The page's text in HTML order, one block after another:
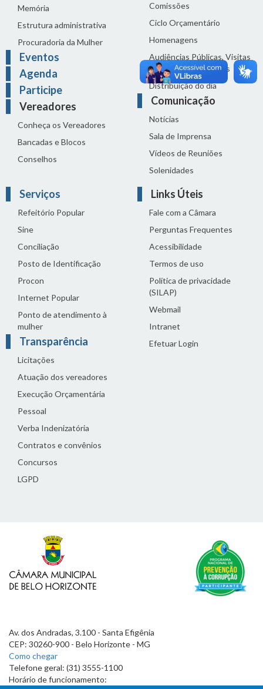
Memória
Estrutura administrativa
Procuradoria da Mulher
Eventos
Agenda
Participe
Vereadores
Conheça os Vereadores
Bancadas e Blocos
Conselhos
Comissões
Ciclo Orçamentário
Homenagens
Audiências Públicas, Visitas
Técnicas e Seminários
Distribuição do dia
Comunicação
Notícias
Sala de Imprensa
Vídeos de Reuniões
Solenidades
Serviços
Refeitório Popular
Sine
Conciliação
Posto de Identificação
Procon
Internet Popular
Ponto de atendimento à
mulher
Transparência
Licitações
Atuação dos vereadores
Execução Orçamentária
Pessoal
Verba Indenizatória
Contratos e convênios
Concursos
LGPD
Links Úteis
Fale com a Câmara
Perguntas Frequentes
Acessibilidade
Termos de uso
Política de privacidade
(SILAP)
Webmail
Intranet
Efetuar Login
Av. dos Andradas, 3.100 - Santa Efigênia
CEP: 30260-900 - Belo Horizonte - MG
Como chegar
Telefone geral: (31) 3555-1100
Horário de funcionamento: